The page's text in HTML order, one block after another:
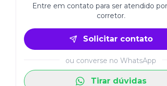
Entre em contato para ser atendido
corretor.
Solicitar contato
ou converse no WhatsApp
Tirar dúvidas